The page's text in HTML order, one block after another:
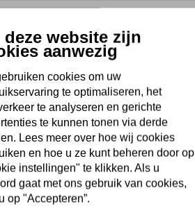
Deze accessoire biedt uitkomst bij het
vereisen.
deze website zijn
aanwezig
cookies om uw
te optimaliseren, het
te analyseren en gerichte
te kunnen tonen via derde
Lees meer over hoe wij cookies
en hoe u ze kunt beheren door op
instellingen" te klikken. Als u
gaat met ons gebruik van cookies,
op "Accepteren”.